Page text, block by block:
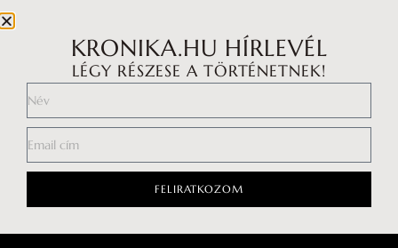
Impresszum
Általános Szerződési Feltételek
Adatkezelési tájékoztató
KRONIKA.HU HÍRLEVÉL
LÉGY RÉSZESE A TÖRTÉNETNEK!
FELIRATKOZOM